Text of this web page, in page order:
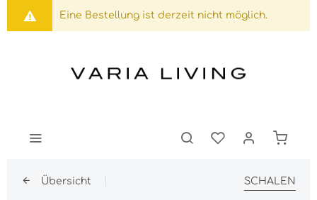
Eine Bestellung ist derzeit nicht möglich.
Übersicht SCHALEN